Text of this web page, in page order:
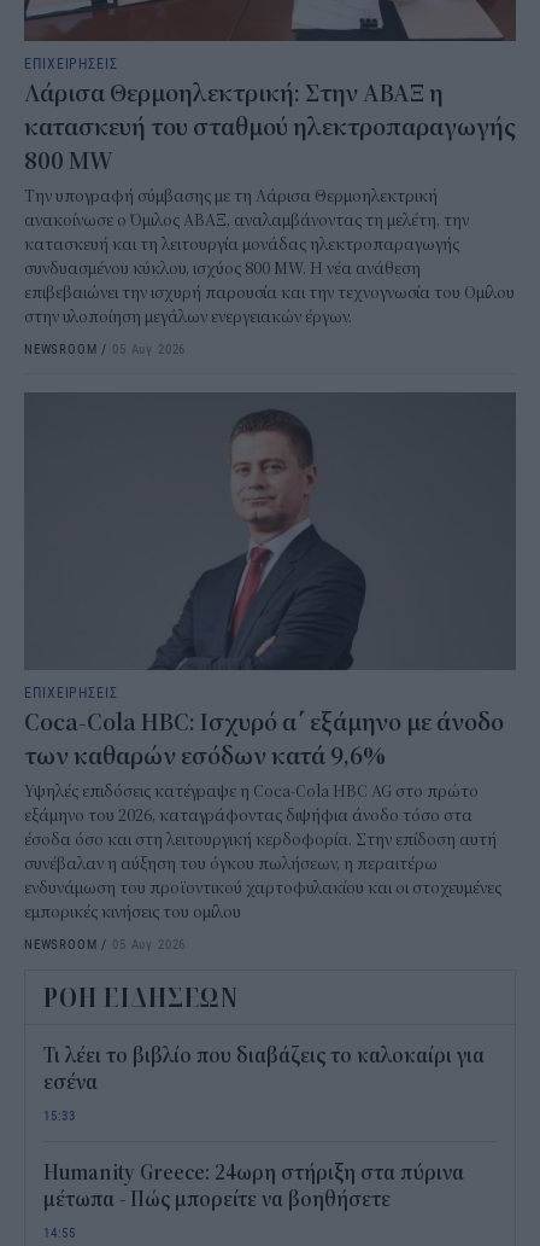
ΕΠΙΧΕΙΡΗΣΕΙΣ
Λάρισα Θερμοηλεκτρική: Στην ΑΒΑΞ η
κατασκευή του σταθμού ηλεκτροπαραγωγής
800 MW
Την υπογραφή σύμβασης με τη Λάρισα Θερμοηλεκτρική
ανακοίνωσε ο Όμιλος ΑΒΑΞ, αναλαμβάνοντας τη μελέτη, την
κατασκευή και τη λειτουργία μονάδας ηλεκτροπαραγωγής
συνδυασμένου κύκλου, ισχύος 800 MW. Η νέα ανάθεση
επιβεβαιώνει την ισχυρή παρουσία και την τεχνογνωσία του Ομίλου
στην υλοποίηση μεγάλων ενεργειακών έργων.
NEWSROOM / 05 Αυγ 2026
ΕΠΙΧΕΙΡΗΣΕΙΣ
Coca-Cola HBC: Ισχυρό α΄ εξάμηνο με άνοδο
των καθαρών εσόδων κατά 9,6%
Υψηλές επιδόσεις κατέγραψε η Coca-Cola HBC AG στο πρώτο
εξάμηνο του 2026, καταγράφοντας διψήφια άνοδο τόσο στα
έσοδα όσο και στη λειτουργική κερδοφορία. Στην επίδοση αυτή
συνέβαλαν η αύξηση του όγκου πωλήσεων, η περαιτέρω
ενδυνάμωση του προϊοντικού χαρτοφυλακίου και οι στοχευμένες
εμπορικές κινήσεις του ομίλου
NEWSROOM / 05 Αυγ 2026
ΡΟΗ ΕΙΔΗΣΕΩΝ
Τι λέει το βιβλίο που διαβάζεις το καλοκαίρι για
εσένα
15:33
Humanity Greece: 24ωρη στήριξη στα πύρινα
μέτωπα - Πώς μπορείτε να βοηθήσετε
14:55